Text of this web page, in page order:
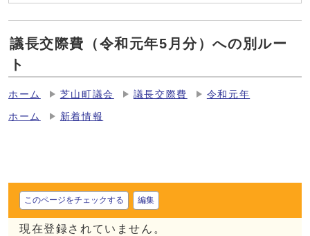
議長交際費（令和元年5月分）への別ルー
ト
ホーム 芝山町議会 議長交際費 令和元年
ホーム 新着情報
このページをチェックする 編集
現在登録されていません。